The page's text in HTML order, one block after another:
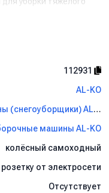
ковша.
вперед / 2 назад.
шнека.
112931
AL-KO
Снегоуборочные машины (снегоуборщики) AL-KO
машины AL-KO
колёсный самоходный
от электросети
Отсутствует